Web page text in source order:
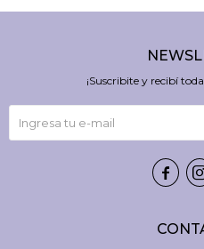
¡Suscribite y recibí
